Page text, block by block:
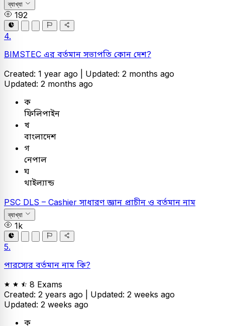
ব্যাখ্যা
192
4.
BIMSTEC এর বর্তমান সভাপতি কোন দেশ?
Created: 1 year ago | Updated: 2 months ago
Updated: 2 months ago
ক
ফিলিপাইন
খ
বাংলাদেশ
গ
নেপাল
ঘ
থাইল্যান্ড
PSC DLS – Cashier সাধারণ জ্ঞান প্রাচীন ও বর্তমান নাম
ব্যাখ্যা
1k
5.
পারস্যের বর্তমান নাম কি?
8 Exams
Created: 2 years ago | Updated: 2 weeks ago
Updated: 2 weeks ago
ক